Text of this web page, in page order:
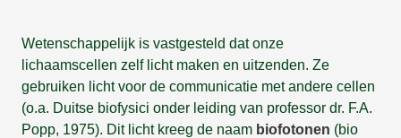
Wetenschappelijk is vastgesteld dat onze
lichaamscellen zelf licht maken en uitzenden. Ze
gebruiken licht voor de communicatie met andere cellen
(o.a. Duitse biofysici onder leiding van professor dr. F.A.
Popp, 1975). Dit licht kreeg de naam biofotonen (bio